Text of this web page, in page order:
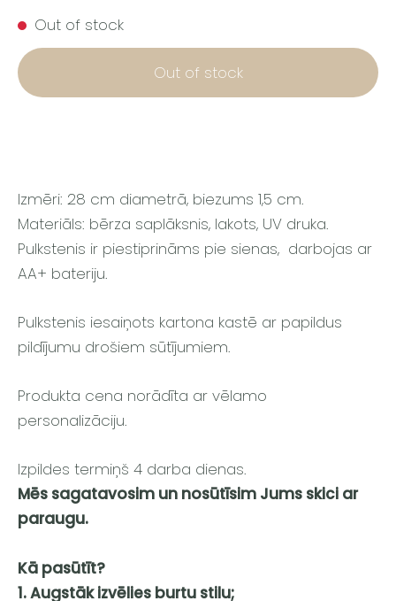
Out of stock
Out of stock
Izmēri: 28 cm diametrā, biezums 1,5 cm.
Materiāls: bērza saplāksnis, lakots, UV druka.
Pulkstenis ir piestiprināms pie sienas, darbojas ar
AA+ bateriju.
Pulkstenis iesaiņots kartona kastē ar papildus
pildījumu drošiem sūtījumiem.
Produkta cena norādīta ar vēlamo
personalizāciju.
Izpildes termiņš 4 darba dienas.
Mēs sagatavosim un nosūtīsim Jums skici ar
paraugu.
Kā pasūtīt?
1. Augstāk izvēlies burtu stilu;